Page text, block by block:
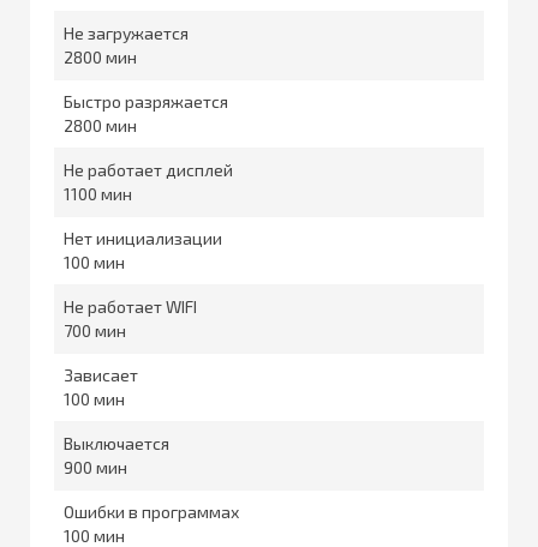
Не загружается
2800
Быстро разряжается
2800
Не работает дисплей
1100
Нет инициализации
100
Не работает WIFI
700
Зависает
100
Выключается
900
Ошибки в программах
100